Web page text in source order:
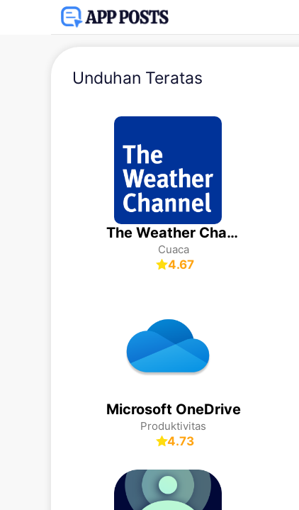
Unduhan Teratas
The Weather Channel
Cuaca
4.67
Microsoft OneDrive
Produktivitas
4.73